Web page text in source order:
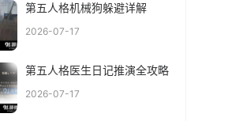
第五人格机械狗躲避详解
2026-07-17
第五人格医生日记推演全攻略
2026-07-17